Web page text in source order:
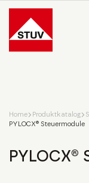
Go To the
Home Produktkatalog
PYLOCX® Steuermodule
PYLOCX®